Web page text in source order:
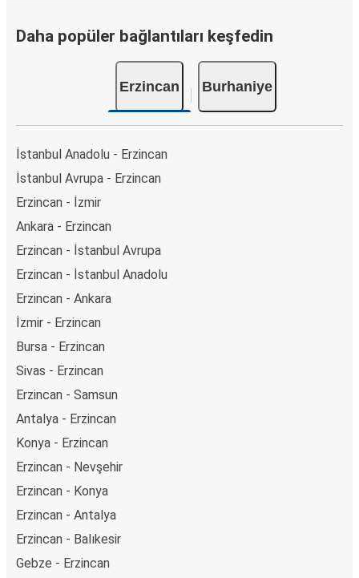
Daha popüler bağlantıları keşfedin
Erzincan Burhaniye
İstanbul Anadolu - Erzincan
İstanbul Avrupa - Erzincan
Erzincan - İzmir
Ankara - Erzincan
Erzincan - İstanbul Avrupa
Erzincan - İstanbul Anadolu
Erzincan - Ankara
İzmir - Erzincan
Bursa - Erzincan
Sivas - Erzincan
Erzincan - Samsun
Antalya - Erzincan
Konya - Erzincan
Erzincan - Nevşehir
Erzincan - Konya
Erzincan - Antalya
Erzincan - Balıkesir
Gebze - Erzincan